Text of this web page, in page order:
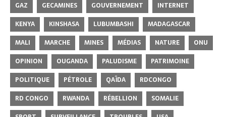
GAZ
GECAMINES GOUVERNEMENT
INTERNET
KENYA
KINSHASA LUBUMBASHI
MADAGASCAR
MALI
MARCHE MINES MÉDIAS NATURE
ONU
OPINION
OUGANDA PALUDISME
PATRIMOINE
POLITIQUE
PÉTROLE QAÏDA
RDCONGO
RD CONGO
RWANDA RÉBELLION
SOMALIE